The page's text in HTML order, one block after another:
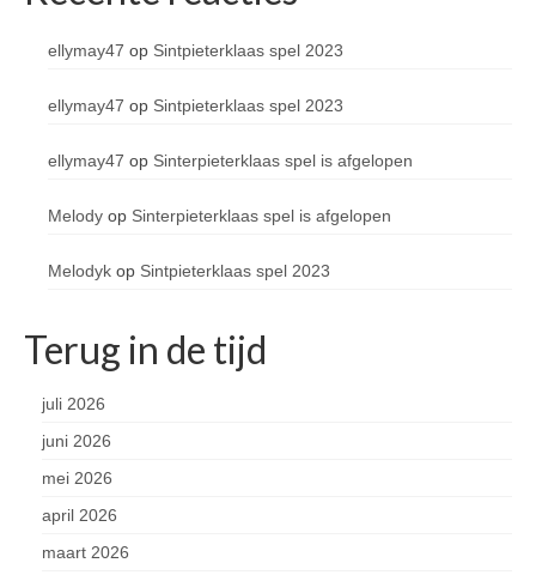
ellymay47 op Sintpieterklaas spel 2023
ellymay47 op Sintpieterklaas spel 2023
ellymay47 op Sinterpieterklaas spel is afgelopen
Melody op Sinterpieterklaas spel is afgelopen
Melodyk op Sintpieterklaas spel 2023
Terug in de tijd
juli 2026
juni 2026
mei 2026
april 2026
maart 2026